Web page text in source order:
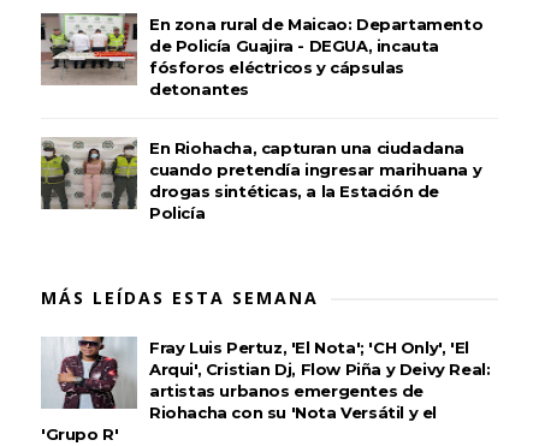
En zona rural de Maicao: Departamento
de Policía Guajira - DEGUA, incauta
fósforos eléctricos y cápsulas
detonantes
En Riohacha, capturan una ciudadana
cuando pretendía ingresar marihuana y
drogas sintéticas, a la Estación de
Policía
MÁS LEÍDAS ESTA SEMANA
Fray Luis Pertuz, 'El Nota'; 'CH Only', 'El
Arqui', Cristian Dj, Flow Piña y Deivy Real:
artistas urbanos emergentes de
Riohacha con su 'Nota Versátil y el
'Grupo R'